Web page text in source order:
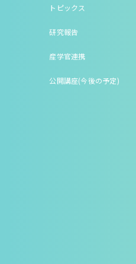
トピックス
研究報告
産学官連携
公開講座(今後の予定)